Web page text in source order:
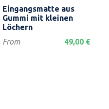
Vorschau
Eingangsmatte aus
Gummi mit kleinen
Löchern
Preis
From 49,00 €